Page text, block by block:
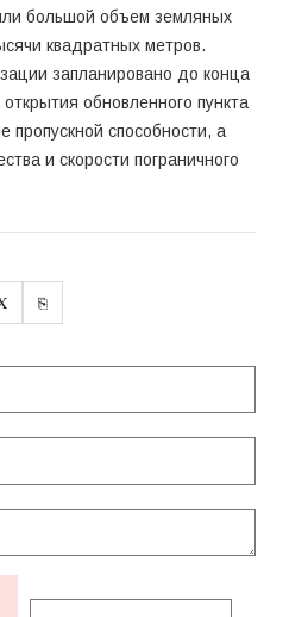
большой объем земляных
квадратных метров.
запланировано до конца
обновленного пункта
пропускной способности, а
и скорости пограничного
⎘